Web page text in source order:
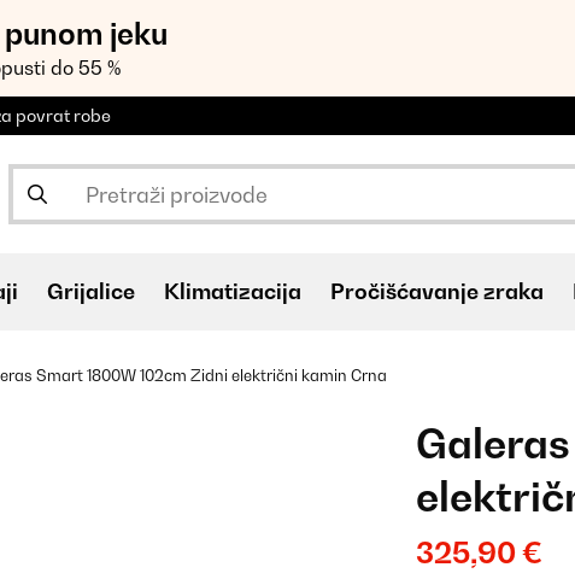
jeku
do 55 %
povrat robe
Grijalice Klimatizacija Pročišćavanje zraka
Smart 1800W 102cm Zidni električni kamin Crna
325,90 €